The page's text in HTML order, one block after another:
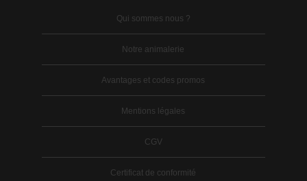
Qui sommes nous ?
Notre animalerie
Avantages et codes promos
Mentions légales
CGV
Certificat de conformité